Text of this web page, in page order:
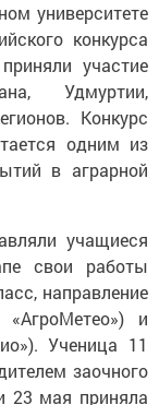
университете
конкурса
участие
Удмуртии,
Конкурс
одним из
в аграрной
учащиеся
свои работы
направление
и
Ученица 11
заочного
23 мая приняла